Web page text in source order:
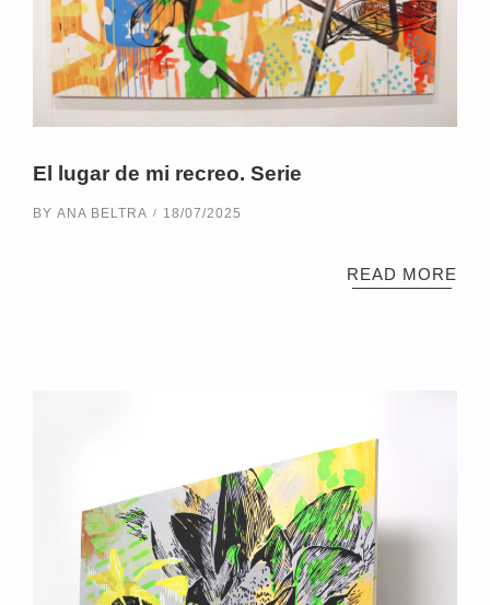
El lugar de mi recreo. Serie
BY ANA BELTRA 18/07/2025
READ MORE